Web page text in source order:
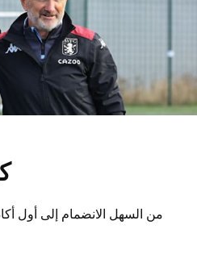
من السهل الانضمام إلى أول